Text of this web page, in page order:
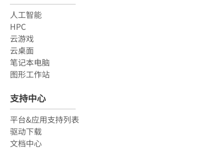
人工智能
HPC
云游戏
云桌面
笔记本电脑
图形工作站
支持中心
平台&应用支持列表
驱动下载
文档中心